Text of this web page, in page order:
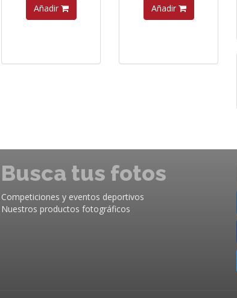
Añadir Añadir
Busca tus fotos
Competiciones y eventos deportivos
Nuestros productos fotográficos